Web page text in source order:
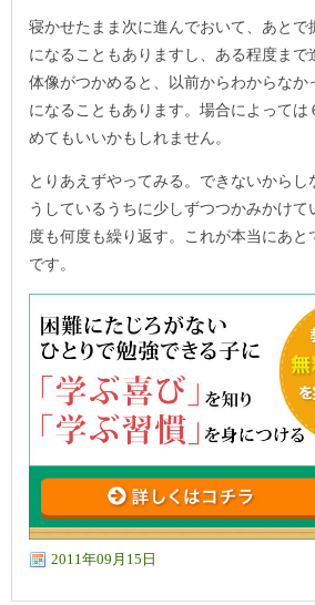
寝かせたまま次に進んでおいて、あとで
になることもありますし、ある程度まで
体像がつかめると、以前からわからなか
になることもあります。場合によって
めてもいいかもしれません。
とりあえずやってみる。できないからし
うしているうちに少しずつつかみかけ
度も何度も繰り返す。これが本当にあ
です。
2011年09月15日